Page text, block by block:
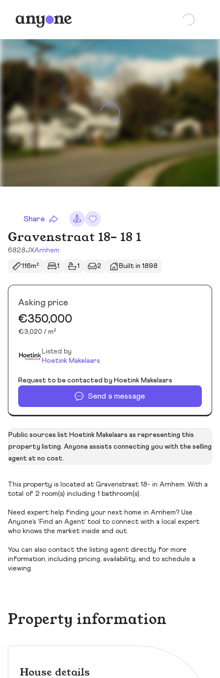
Share
Gravenstraat 18- 18 1
6828JXArnhem
116m² 1 1 2 Built in 1898
Asking price
€350,000
€3,020 / m²
Listed by
Hoetink Makelaars
Request to be contacted by Hoetink Makelaars
Send a message
Public sources list Hoetink Makelaars as representing this
property listing. Anyone assists connecting you with the selling
agent at no cost.
This property is located at Gravenstraat 18- in Arnhem. With a
total of 2 room(s) including 1 bathroom(s).
Need expert help finding your next home in Arnhem? Use
Anyone’s ‘Find an Agent’ tool to connect with a local expert
who knows the market inside and out.
You can also contact the listing agent directly for more
information, including pricing, availability, and to schedule a
viewing.
Property information
House details